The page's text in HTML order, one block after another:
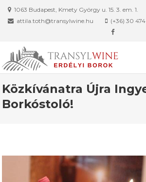
1063 Budapest, Kmety György u. 15. 3. em. 1.
attila.toth@transylwine.hu
(+36) 30
Közkívánatra Újra
Borkóstoló!